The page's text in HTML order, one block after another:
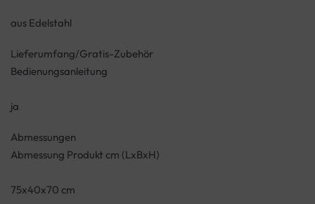
aus Edelstahl
Lieferumfang/Gratis-Zubehör
Bedienungsanleitung
ja
Abmessungen
Abmessung Produkt cm (LxBxH)
75x40x70 cm